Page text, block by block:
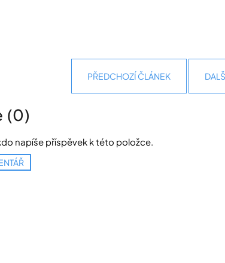
PŘEDCHOZÍ ČLÁNEK
(0)
napíše příspěvek k této položce.